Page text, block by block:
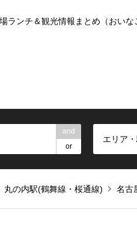
ランチ＆観光情報まとめ（おいな
and
or
エリア
丸の内駅(鶴舞線・桜通線) 名古